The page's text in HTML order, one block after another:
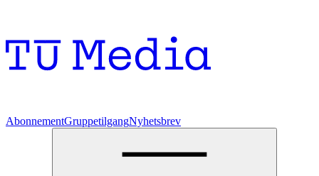
AbonnementGruppetilgangNyhetsbrev